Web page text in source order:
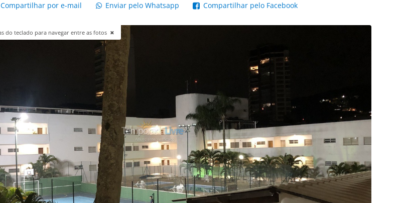
Compartilhar por e-mail Enviar pelo Whatsapp Compartilhar pelo Facebook
do teclado para navegar entre as fotos